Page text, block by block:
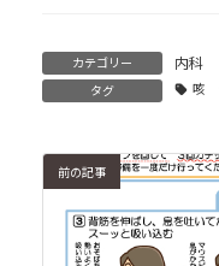
カテゴリー 内科
タグ 咳
前の記事